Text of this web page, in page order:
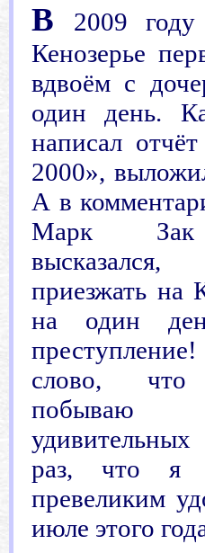
В
2009
Кенозерье
вдвоём с
один день.
написал
2000»,
А в
Марк Зак
приезжать на
на один
слово, что
раз, что я
превеликим
июле этого